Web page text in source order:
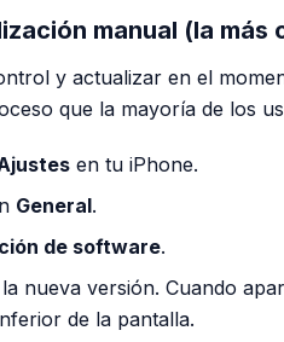
manual (la más
y actualizar en el
que la mayoría de los
en tu iPhone.
General.
de software.
nueva versión. Cuando
de la pantalla.